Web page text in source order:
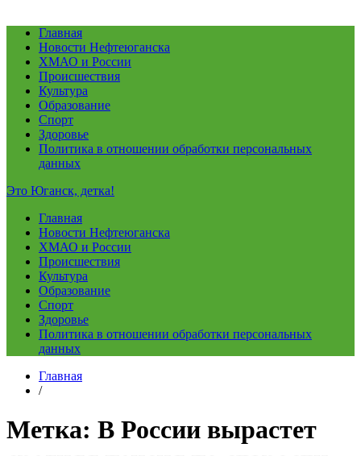
Главная
Новости Нефтеюганска
ХМАО и России
Происшествия
Культура
Образование
Спорт
Здоровье
Политика в отношении обработки персональных
данных
Это Юганск, детка!
Главная
Новости Нефтеюганска
ХМАО и России
Происшествия
Культура
Образование
Спорт
Здоровье
Политика в отношении обработки персональных
данных
Главная
/
Метка: В России вырастет